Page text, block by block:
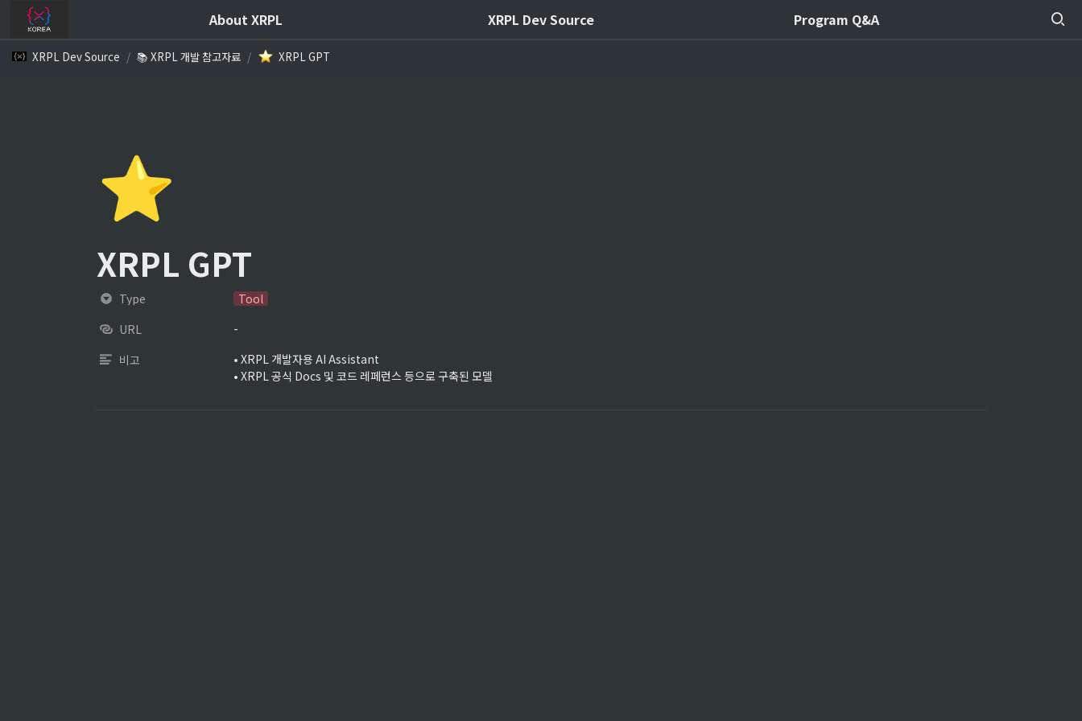
About XRPL XRPL Dev Source Program Q&A
XRPL Dev Source / 📚 XRPL 개발 참고자료 / XRPL GPT
⭐
XRPL GPT
Type
Tool
URL
-
비고
• XRPL 개발자용 AI Assistant
• XRPL 공식 Docs 및 코드 레페런스 등으로 구축된 모델